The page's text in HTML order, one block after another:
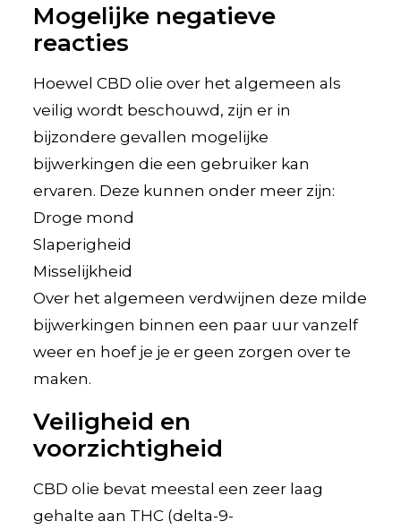
Mogelijke negatieve
reacties
Hoewel CBD olie over het algemeen als
veilig wordt beschouwd, zijn er in
bijzondere gevallen mogelijke
bijwerkingen die een gebruiker kan
ervaren. Deze kunnen onder meer zijn:
Droge mond
Slaperigheid
Misselijkheid
Over het algemeen verdwijnen deze milde
bijwerkingen binnen een paar uur vanzelf
weer en hoef je je er geen zorgen over te
maken.
Veiligheid en
voorzichtigheid
CBD olie bevat meestal een zeer laag
gehalte aan THC (delta-9-